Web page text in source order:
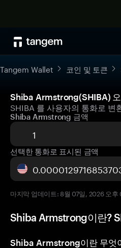
Tangem Wallet 코인 및 토큰
Shiba Armstrong(SHIBA)
SHIBA 를 사용자의 통화로 변
Shiba Armstrong 금액
선택한 통화로 표시된 금액
마지막 업데이트: 8월 07일, 2026 오
Shiba Armstrong이란?
Shiba Armstrong이란 무엇